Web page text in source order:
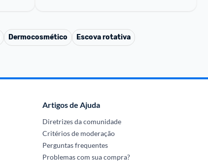
Dermocosmético Escova rotativa
Artigos de Ajuda
Diretrizes da comunidade
Critérios de moderação
Perguntas frequentes
Problemas com sua compra?